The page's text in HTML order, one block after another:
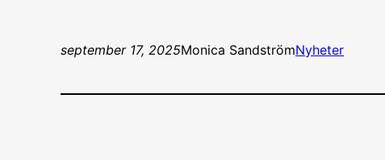
september 17, 2025Monica SandströmNyheter